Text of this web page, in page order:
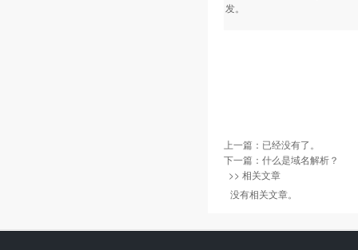
发。
上一篇：已经没有了。
下一篇： 什么是域名解析？
>> 相关文章
没有相关文章。